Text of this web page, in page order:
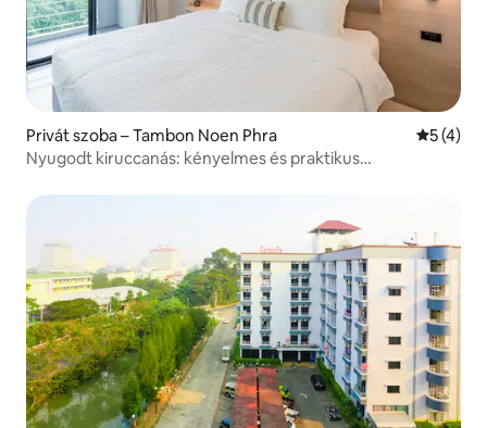
Privát szoba – Tambon Noen Phra Átlagos
5 (4)
Nyugodt kiruccanás: kényelmes és praktikus